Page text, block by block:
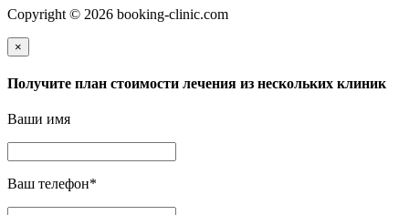
Copyright © 2026 booking-clinic.com
×
Получите план стоимости лечения из нескольких клиник
Ваши имя
Ваш телефон*